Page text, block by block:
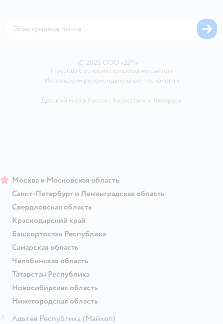
© 2026 ООО «ДМ» •
Правовые условия пользования сайтом
Используем рекомендательные технологии
Детский мир в России, Казахстанеи Беларуси
Москва и Московская область
Санкт-Петербург и Ленинградская область
Свердловская область
Краснодарский край
Башкортостан Республика
Самарская область
Челябинская область
Татарстан Республика
Новосибирская область
Нижегородская область
Адыгея Республика (Майкоп)